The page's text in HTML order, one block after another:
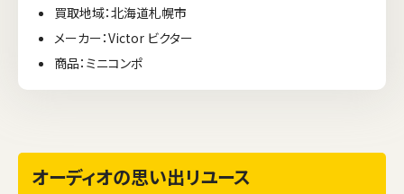
買取地域：北海道札幌市
メーカー：Victor ビクター
商品：ミニコンポ
オーディオの思い出リユース